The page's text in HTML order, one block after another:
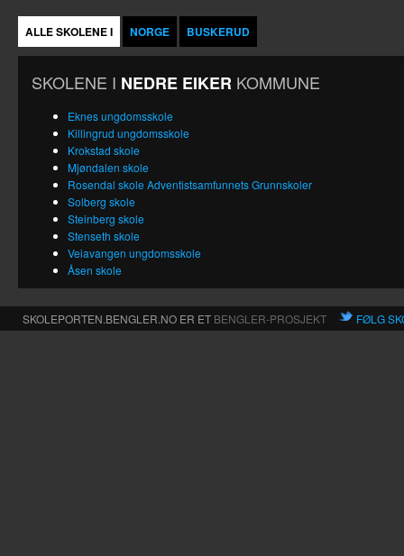
ALLE SKOLENE I NORGE BUSKERUD
SKOLENE I NEDRE EIKER KOMMUNE
Eknes ungdomsskole
Killingrud ungdomsskole
Krokstad skole
Mjøndalen skole
Rosendal skole Adventistsamfunnets Grunnskoler
Solberg skole
Steinberg skole
Stenseth skole
Veiavangen ungdomsskole
Åsen skole
SKOLEPORTEN.BENGLER.NO ER ET BENGLER-PROSJEKT FØLG